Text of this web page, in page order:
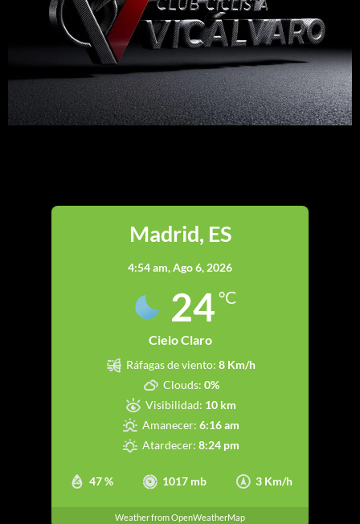
Madrid, ES
4:54 am,Ago 6, 2026
24 °C
Cielo Claro
47 % 1017 mb 3 Km/h
Ráfagas de viento: 8 Km/h
Clouds: 0%
Visibilidad: 10 km
Amanecer: 6:16 am
Atardecer: 8:24 pm
Weather from OpenWeatherMap